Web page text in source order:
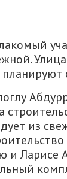
из
и Ларисе